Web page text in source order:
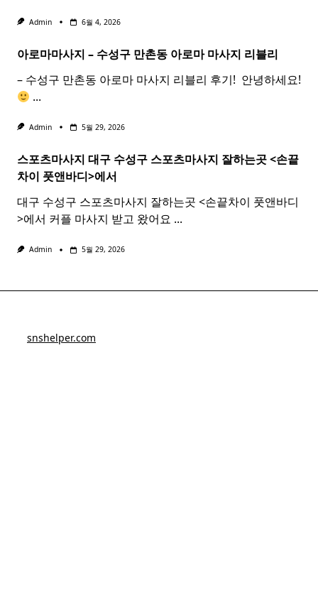
Admin 6월 4, 2026
아로마마사지 – 수성구 만촌동 아로마 마사지 리블리
– 수성구 만촌동 아로마 마사지 리블리 후기! ​ 안녕하세요!
...
Admin 5월 29, 2026
스포츠마사지 대구 수성구 스포츠마사지 잘하는곳 <손끝
차이 풋앤바디>에서
대구 수성구 스포츠마사지 잘하는곳 <손끝차이 풋앤바디
>에서 커플 마사지 받고 왔어요 ...
Admin 5월 29, 2026
snshelper.com